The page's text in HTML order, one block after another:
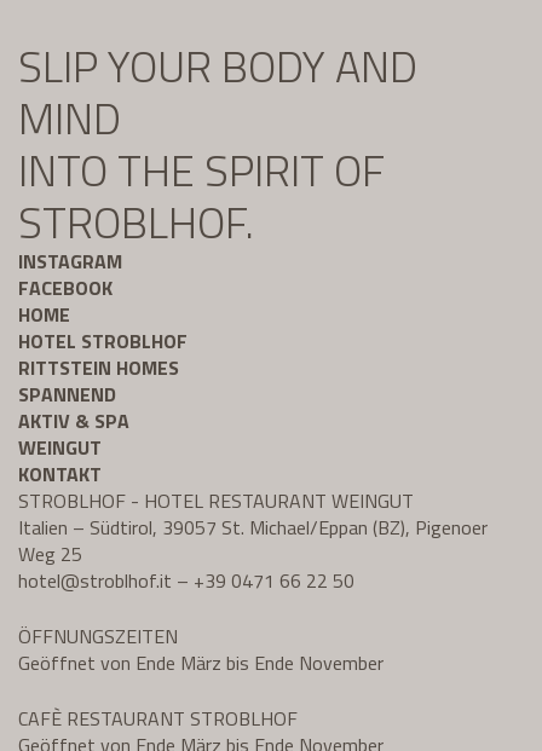
SLIP YOUR BODY AND
MIND
INTO THE SPIRIT OF
STROBLHOF.
INSTAGRAM
FACEBOOK
HOME
HOTEL STROBLHOF
RITTSTEIN HOMES
SPANNEND
AKTIV & SPA
WEINGUT
KONTAKT
STROBLHOF - HOTEL RESTAURANT WEINGUT
Italien – Südtirol, 39057 St. Michael/Eppan (BZ), Pigenoer
Weg 25
hotel@stroblhof.it – +39 0471 66 22 50
ÖFFNUNGSZEITEN
Geöffnet von Ende März bis Ende November
CAFÈ RESTAURANT STROBLHOF
Geöffnet von Ende März bis Ende November